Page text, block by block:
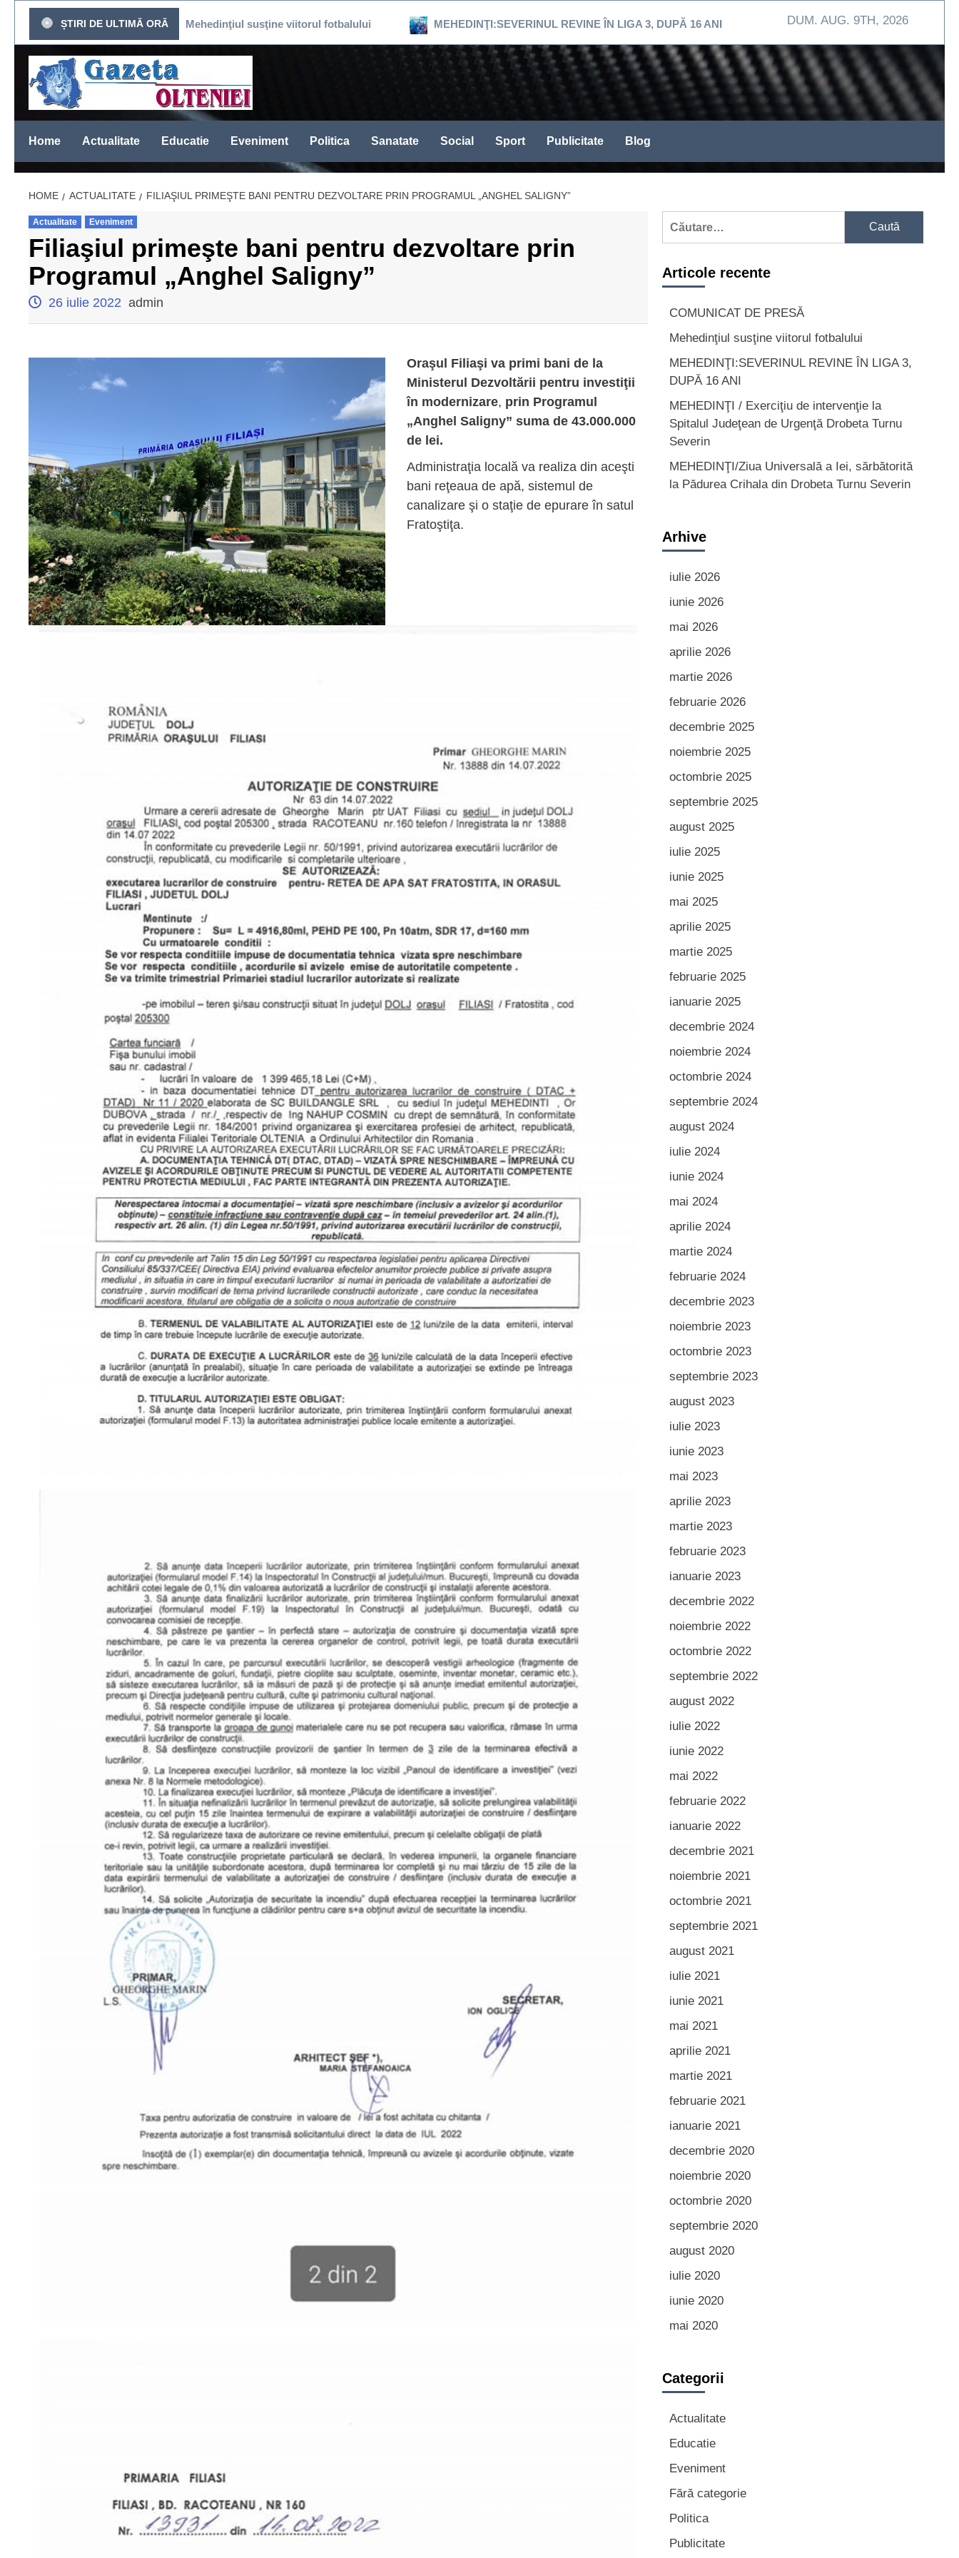
Sari
conținut
ȘTIRI DE ULTIMĂ ORĂ
DE PRESĂ Mehedinţiul susţine viitorul fotbalului MEHEDINŢI:SEVERINUL REVINE ÎN LIGA 3, DUPĂ 16 ANI MEHEDINŢI / Exerciţiu de intervenţie la
DUM. AUG. 9TH, 2026
Home Actualitate Educatie Eveniment Politica Sanatate Social Sport Publicitate Blog
HOME ACTUALITATE FILIAŞIUL PRIMEŞTE BANI PENTRU DEZVOLTARE PRIN PROGRAMUL „ANGHEL SALIGNY”
Actualitate Eveniment
Filiaşiul primeşte bani pentru dezvoltare prin
Programul „Anghel Saligny”
26 iulie 2022 admin
Oraşul Filiaşi va primi bani de la
Ministerul Dezvoltării pentru investiţii
în modernizare, prin Programul
„Anghel Saligny” suma de 43.000.000
de lei.
Administraţia locală va realiza din aceşti
bani reţeaua de apă, sistemul de
canalizare şi o staţie de epurare în satul
Fratoştiţa.
Articole recente
COMUNICAT DE PRESĂ
Mehedinţiul susţine viitorul fotbalului
MEHEDINŢI:SEVERINUL REVINE ÎN LIGA 3,
DUPĂ 16 ANI
MEHEDINŢI / Exerciţiu de intervenţie la
Spitalul Judeţean de Urgenţă Drobeta Turnu
Severin
MEHEDINŢI/Ziua Universală a Iei, sărbătorită
la Pădurea Crihala din Drobeta Turnu Severin
Arhive
iulie 2026
iunie 2026
mai 2026
aprilie 2026
martie 2026
februarie 2026
decembrie 2025
noiembrie 2025
octombrie 2025
septembrie 2025
august 2025
iulie 2025
iunie 2025
mai 2025
aprilie 2025
martie 2025
februarie 2025
ianuarie 2025
decembrie 2024
noiembrie 2024
octombrie 2024
septembrie 2024
august 2024
iulie 2024
iunie 2024
mai 2024
aprilie 2024
martie 2024
februarie 2024
decembrie 2023
noiembrie 2023
octombrie 2023
septembrie 2023
august 2023
iulie 2023
iunie 2023
mai 2023
aprilie 2023
martie 2023
februarie 2023
ianuarie 2023
decembrie 2022
noiembrie 2022
octombrie 2022
septembrie 2022
august 2022
iulie 2022
iunie 2022
mai 2022
februarie 2022
ianuarie 2022
decembrie 2021
noiembrie 2021
octombrie 2021
septembrie 2021
august 2021
iulie 2021
iunie 2021
mai 2021
aprilie 2021
martie 2021
februarie 2021
ianuarie 2021
decembrie 2020
noiembrie 2020
octombrie 2020
septembrie 2020
august 2020
iulie 2020
iunie 2020
mai 2020
Categorii
Actualitate
Educatie
Eveniment
Fără categorie
Politica
Publicitate